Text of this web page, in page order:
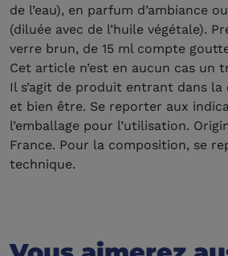
de l’eau), en parfum d’ambiance
(diluée avec de l’huile végétale).
verre brun, de 15 ml compte
Cet article n’est en aucun cas un
Il s’agit de produit entrant dans la
et bien être. Se reporter aux
l’emballage pour l’utilisation.
France. Pour la composition, se
technique.